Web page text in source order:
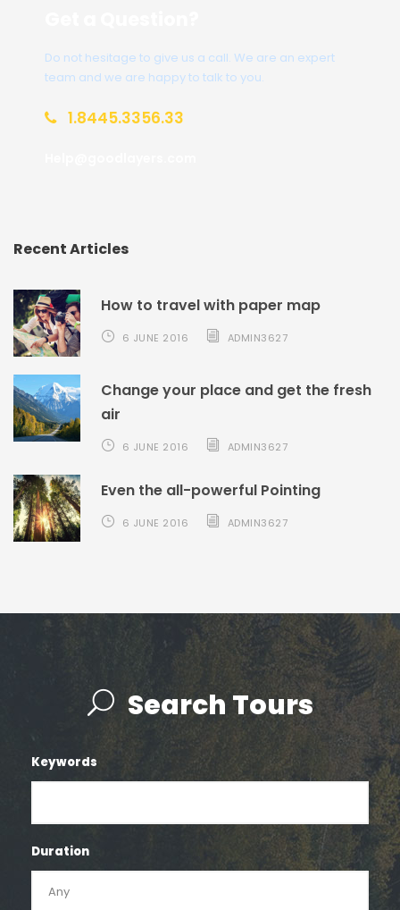
Do not hesitage to give us a call. We are an expert
team and we are happy to talk to you.
1.8445.3356.33
Recent Articles
How to travel with paper map
6 JUNE 2016 ADMIN3627
Change your place and get the fresh
air
6 JUNE 2016 ADMIN3627
Even the all-powerful Pointing
6 JUNE 2016 ADMIN3627
Search Tours
Keywords
Duration